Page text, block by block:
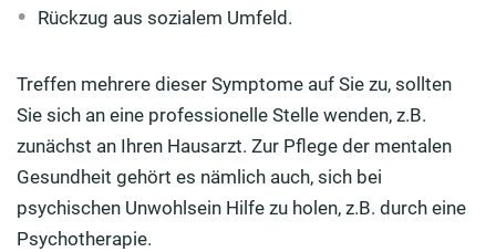
Rückzug aus sozialem Umfeld.
Treffen mehrere dieser Symptome auf Sie zu, sollten
Sie sich an eine professionelle Stelle wenden, z.B.
zunächst an Ihren Hausarzt. Zur Pflege der mentalen
Gesundheit gehört es nämlich auch, sich bei
psychischen Unwohlsein Hilfe zu holen, z.B. durch eine
Psychotherapie.